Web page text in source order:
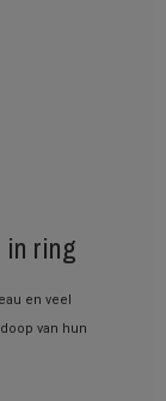
in ring
en veel
van hun